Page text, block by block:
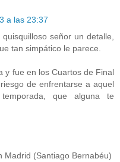
a las 23:37
señor un detalle,
tan simpático le parece.
y fue en los Cuartos de Final
de enfrentarse a aquel
que alguna te
Madrid (Santiago Bernabéu)